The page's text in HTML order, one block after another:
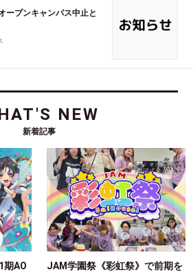
ープンキャンパス中止と
NEW
新着記事
期AO
JAM学園祭《彩虹祭》で前期を